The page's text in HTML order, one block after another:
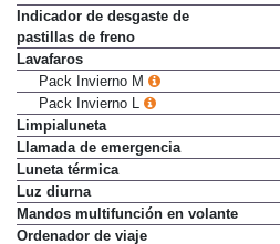
Pack Travel Assist L
Indicador de desgaste de
pastillas de freno
Lavafaros
Pack Invierno M
Pack Invierno L
Limpialuneta
Llamada de emergencia
Luneta térmica
Luz diurna
Mandos multifunción en volante